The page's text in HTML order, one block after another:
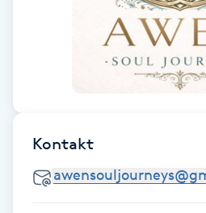
Fillers
Fotmassage
Kontakt